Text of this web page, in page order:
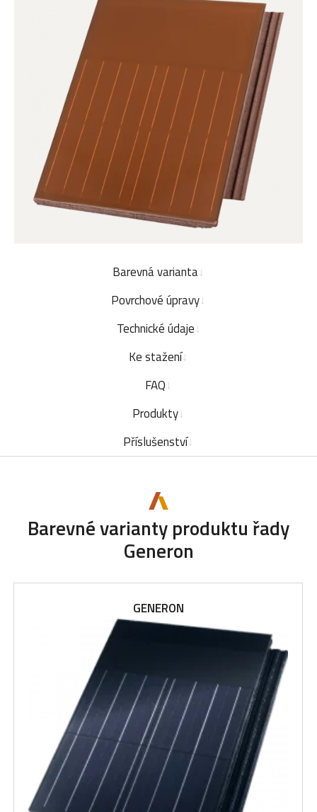
Barevná varianta
Povrchové úpravy
Technické údaje
Ke stažení
FAQ
Produkty
Příslušenství
Barevné varianty produktu řady
Generon
GENERON